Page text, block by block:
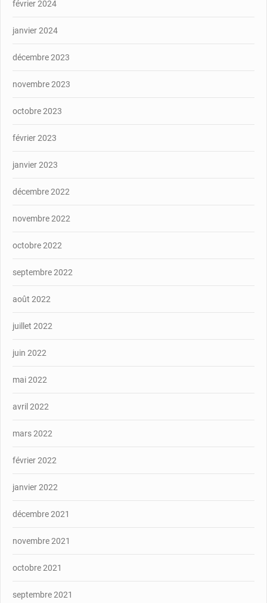
février 2024
janvier 2024
décembre 2023
novembre 2023
octobre 2023
février 2023
janvier 2023
décembre 2022
novembre 2022
octobre 2022
septembre 2022
août 2022
juillet 2022
juin 2022
mai 2022
avril 2022
mars 2022
février 2022
janvier 2022
décembre 2021
novembre 2021
octobre 2021
septembre 2021